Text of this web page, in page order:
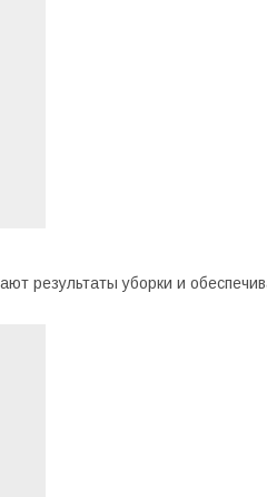
результаты уборки и